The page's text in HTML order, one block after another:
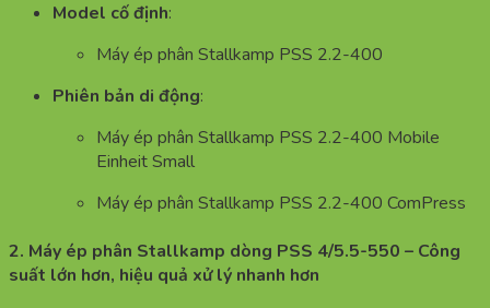
Model cố định:
Máy ép phân Stallkamp PSS 2.2-400
Phiên bản di động:
Máy ép phân Stallkamp PSS 2.2-400 Mobile
Einheit Small
Máy ép phân Stallkamp PSS 2.2-400 ComPress
2. Máy ép phân Stallkamp dòng PSS 4/5.5-550 – Công
suất lớn hơn, hiệu quả xử lý nhanh hơn